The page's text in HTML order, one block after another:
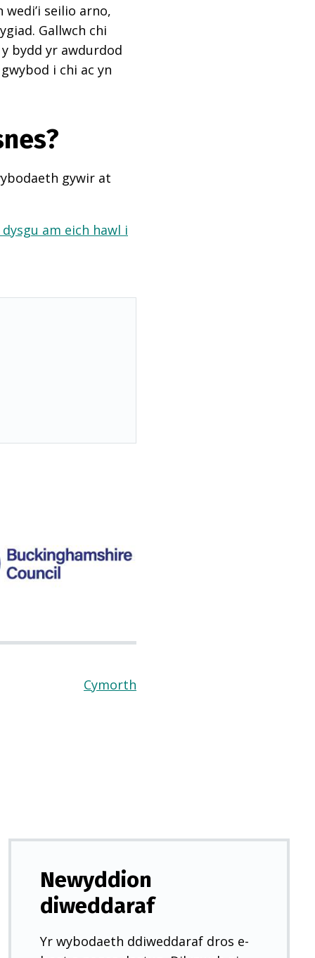
seilio arno,
Gallwch chi
bydd yr awdurdod
i chi ac yn
gywir at
am eich hawl i
Cymorth
Newyddion
diweddaraf
Yr wybodaeth ddiweddaraf dros e-